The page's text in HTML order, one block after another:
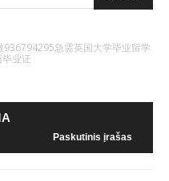
急需英国大学毕业留学
业证
Paskutinis įrašas